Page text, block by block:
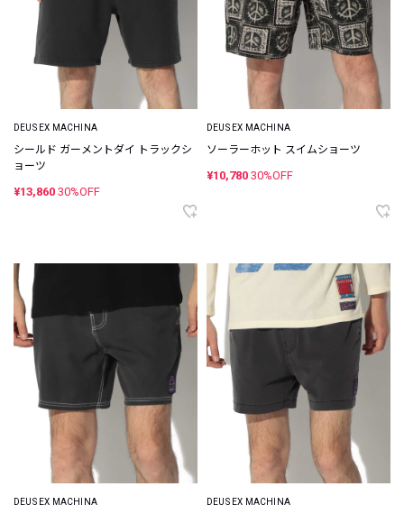
DEUS EX MACHINA
シールド ガーメントダイ トラックシ
ョーツ
¥13,860 30%OFF
DEUS EX MACHINA
ソーラーホット スイムショーツ
¥10,780 30%OFF
DEUS EX MACHINA DEUS EX MACHINA